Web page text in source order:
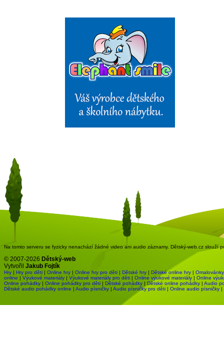
Na tomto serveru se fyzicky nenachází žádné video ani audio záznamy. Dětský-web.cz slouží
© 2007-2026 Dětský-web
Vytvořil Jakub Fojtík
Hry | Hry pro děti | Online hry | Online hry pro děti | Dětské hry | Dětské online hry | Omalovánky
online | Výukové materiály | Výukové materiály pro děti | Online výukové materiály | Online
Online pohádky | Online pohádky pro děti | Dětské pohádky | Dětské online pohádky | Audio
Dětské audio pohádky online | Audio písničky | Audio písničky pro děti | Online audio písničky |